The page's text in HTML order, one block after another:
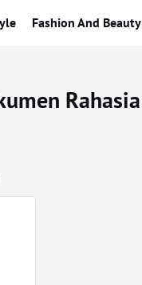
Fashion And Beauty
Rahasia